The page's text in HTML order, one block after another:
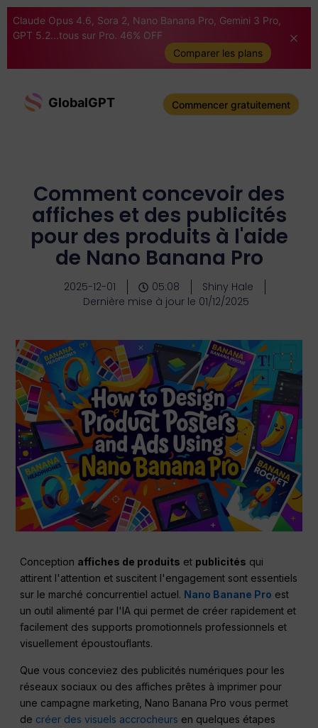
Claude Opus 4.6, Sora 2, Nano Banana Pro, Gemini 3 Pro,
GPT 5.2...tous sur Pro. 46% OFF
Comparer les plans
GlobalGPT Commencer gratuitement
Comment concevoir des
affiches et des publicités
pour des produits à l'aide
de Nano Banana Pro
2025-12-01 05:08
Shiny Hale
Dernière mise à jour le 01/12/2025
Conception affiches de produits et publicités qui
attirent l'attention et suscitent l'engagement sont essentiels
sur le marché concurrentiel actuel. Nano Banane Pro est
un outil alimenté par l'IA qui permet de créer rapidement et
facilement des supports promotionnels professionnels et
visuellement époustouflants.
Que vous conceviez des publicités numériques pour les
réseaux sociaux ou des affiches prêtes à imprimer pour
une campagne marketing, Nano Banana Pro vous permet
de créer des visuels accrocheurs en quelques étapes